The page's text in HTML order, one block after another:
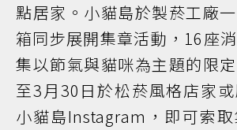
點居家。小貓島於製菸工廠
箱同步展開集章活動，16座
集以節氣與貓咪為主題的限
至3月30日於松菸風格店家
小貓島Instagram，即可索